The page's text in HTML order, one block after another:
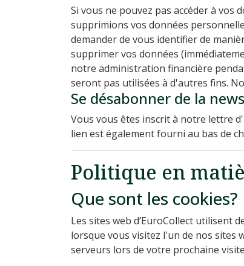
Si vous ne pouvez pas accéder à vos
supprimions vos données
demander de vous identifier de
supprimer vos données
notre administration financière
seront pas utilisées à d'autres fins.
Se désabonner de la
Vous vous êtes inscrit à notre lettre
lien est également fourni au bas de
Politique en
Que sont les cookies?
Les sites web d’EuroCollect utilisent
lorsque vous visitez l'un de nos
serveurs lors de votre prochaine